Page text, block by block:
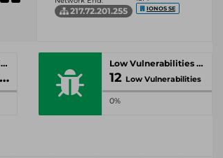
217.72.201.255 IONOS SE
Medium Vulnerabilities Low Vulnerabilities
12 Low Vulnerabilities
0%